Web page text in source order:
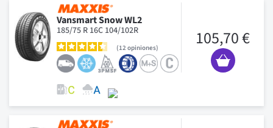
Vansmart Snow WL2
185/75 R 16C 104/102R
12 opiniones 105,70 €